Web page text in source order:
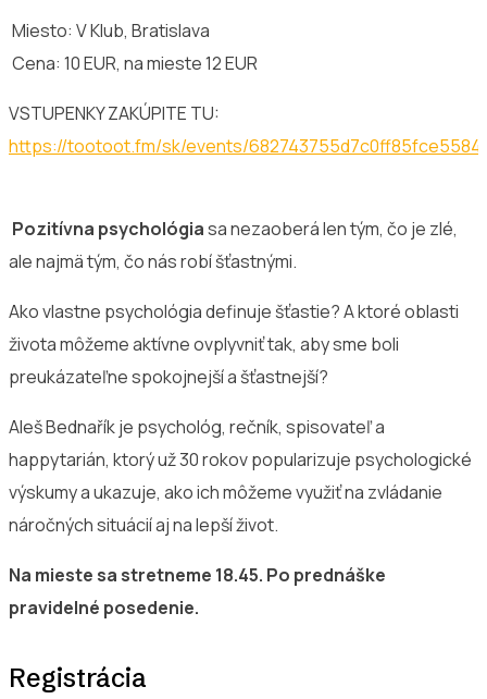
Miesto: V Klub, Bratislava
Cena: 10 EUR, na mieste 12 EUR
VSTUPENKY ZAKÚPITE TU:
https://tootoot.fm/sk/events/682743755d7c0ff85fce5584
Pozitívna psychológiasa nezaoberá len tým, čo je zlé,
ale najmä tým, čo nás robí šťastnými.
Ako vlastne psychológia definuje šťastie? A ktoré oblasti
života môžeme aktívne ovplyvniť tak, aby sme boli
preukázateľne spokojnejší a šťastnejší?
Aleš Bednařík je psychológ, rečník, spisovateľ a
happytarián, ktorý už 30 rokov popularizuje psychologické
výskumy a ukazuje, ako ich môžeme využiť na zvládanie
náročných situácií aj na lepší život.
Na mieste sa stretneme 18.45. Po prednáške
pravidelné posedenie.
Registrácia